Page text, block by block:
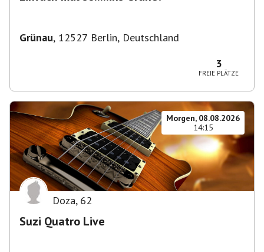
Grünau, 12527 Berlin, Deutschland
3
FREIE PLÄTZE
Morgen, 08.08.2026
14:15
Doza, 62
Suzi Quatro Live